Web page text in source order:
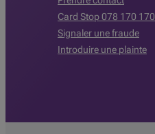
Card Stop 078 170 170
Signaler une fraude
Introduire une plainte